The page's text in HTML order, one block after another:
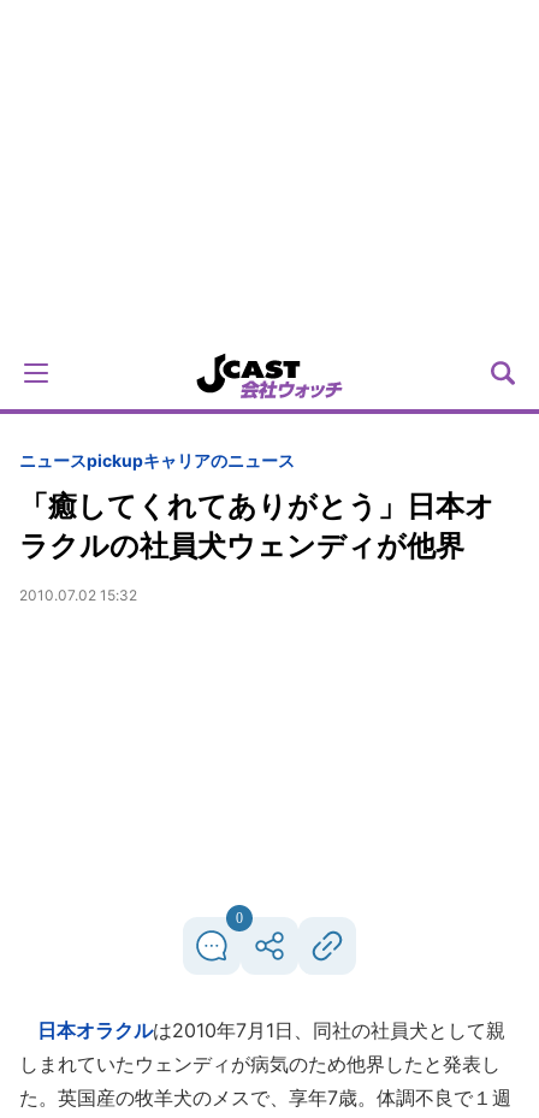
ニュースpickupキャリアのニュース
「癒してくれてありがとう」日本オ
ラクルの社員犬ウェンディが他界
2010.07.02 15:32
0
日本オラクルは2010年7月1日、同社の社員犬として親
しまれていたウェンディが病気のため他界したと発表し
た。英国産の牧羊犬のメスで、享年7歳。体調不良で１週